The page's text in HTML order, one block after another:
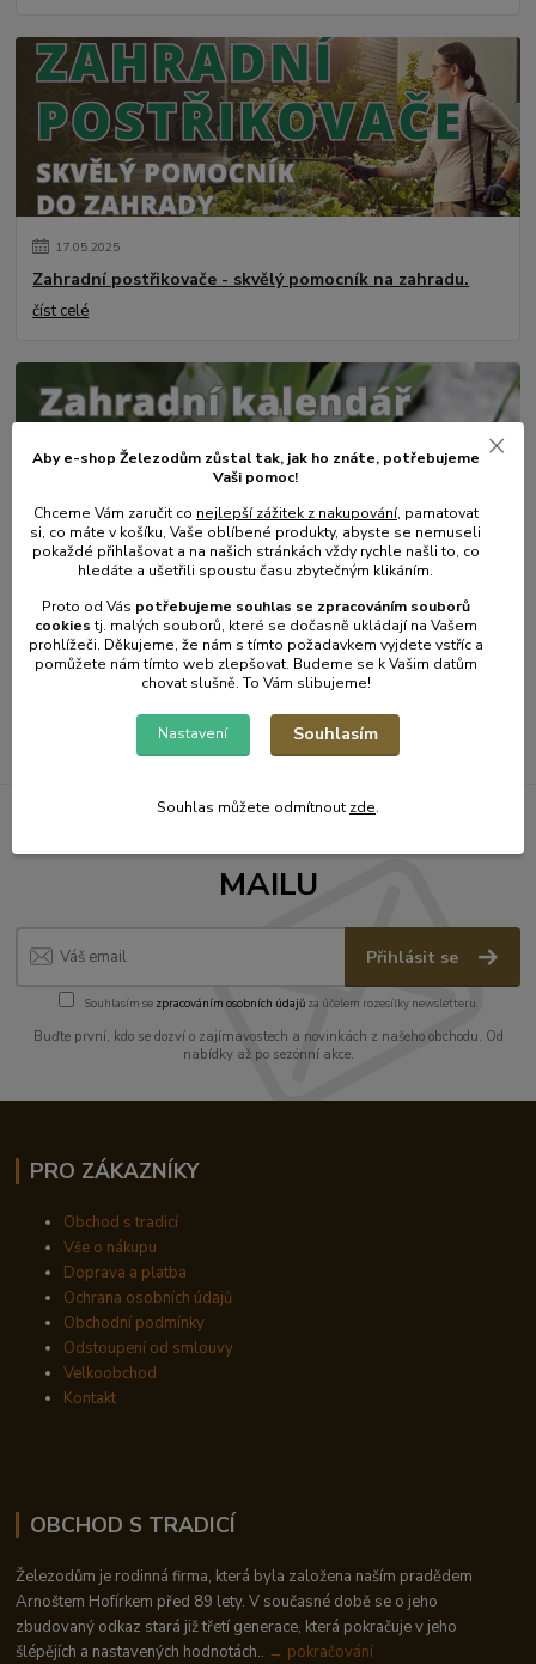
17.05.2025
Zahradní postřikovače - skvělý pomocník na zahradu.
číst celé
01.2025
Zahradní kalendář - únor.
číst celé
Zobrazit všechny články
MAILU
Přihlásit se
Souhlasím se zpracováním osobních údajůza účelem rozesílky newsletteru.
Buďte první, kdo se dozví o zajímavostech a novinkách z našeho obchodu. Od
nabídky až po sezónní akce.
PRO ZÁKAZNÍKY
Obchod s tradicí
Vše o nákupu
Doprava a platba
Ochrana osobních údajů
Obchodní podmínky
Odstoupení od smlouvy
Velkoobchod
Kontakt
OBCHOD S TRADICÍ
Železodům je rodinná firma, která byla založena naším pradědem
Arnoštem Hofírkem před 89 lety. V současné době se o jeho
zbudovaný odkaz stará již třetí generace, která pokračuje v jeho
šlépějích a nastavených hodnotách.. → pokračování
Aby e-shop Železodům zůstal tak, jak ho znáte, potřebujeme
Vaši pomoc!
Chceme Vám zaručit co nejlepší zážitek z nakupování, pamatovat
si, co máte v košíku, Vaše oblíbené produkty, abyste se nemuseli
pokaždé přihlašovat a na našich stránkách vždy rychle našli to, co
hledáte a ušetřili spoustu času zbytečným klikáním.
Proto od Vás potřebujeme souhlas se zpracováním souborů
cookiestj. malých souborů, které se dočasně ukládají na Vašem
prohlížeči. Děkujeme, že nám s tímto požadavkem vyjdete vstříc a
pomůžete nám tímto web zlepšovat. Budeme se k Vašim datům
chovat slušně. To Vám slibujeme!
Nastavení Souhlasím
Souhlas můžete odmítnout zde.